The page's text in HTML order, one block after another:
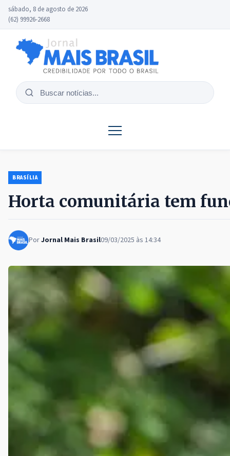
sábado, 8 de agosto de 2026
(62) 99926-2668
Buscar
BRASÍLIA
Horta comunitária tem
PorJornal Mais Brasil09/03/2025 às 14:34